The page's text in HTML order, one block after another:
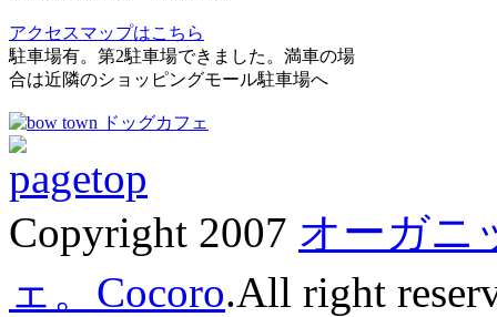
アクセスマップはこちら
駐車場有。第2駐車場できました。満車の場
合は近隣のショッピングモール駐車場へ
Copyright 2007 オーガニ
ェ。Cocoro.All right